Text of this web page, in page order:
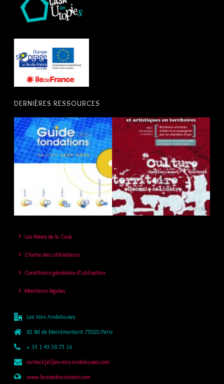
DERNIÈRES RESSOURCES
Les News de la Casa
Charte des utilisateurs
Conditions générales d’utilisation
Mentions légales
Les Voix Andalouses
82 Bd de Menilmontant 75020 Paris
+ 33 1 43 58 75 16
contact[at]les-voix-andalouses.com
www.lacasadesutopies.com